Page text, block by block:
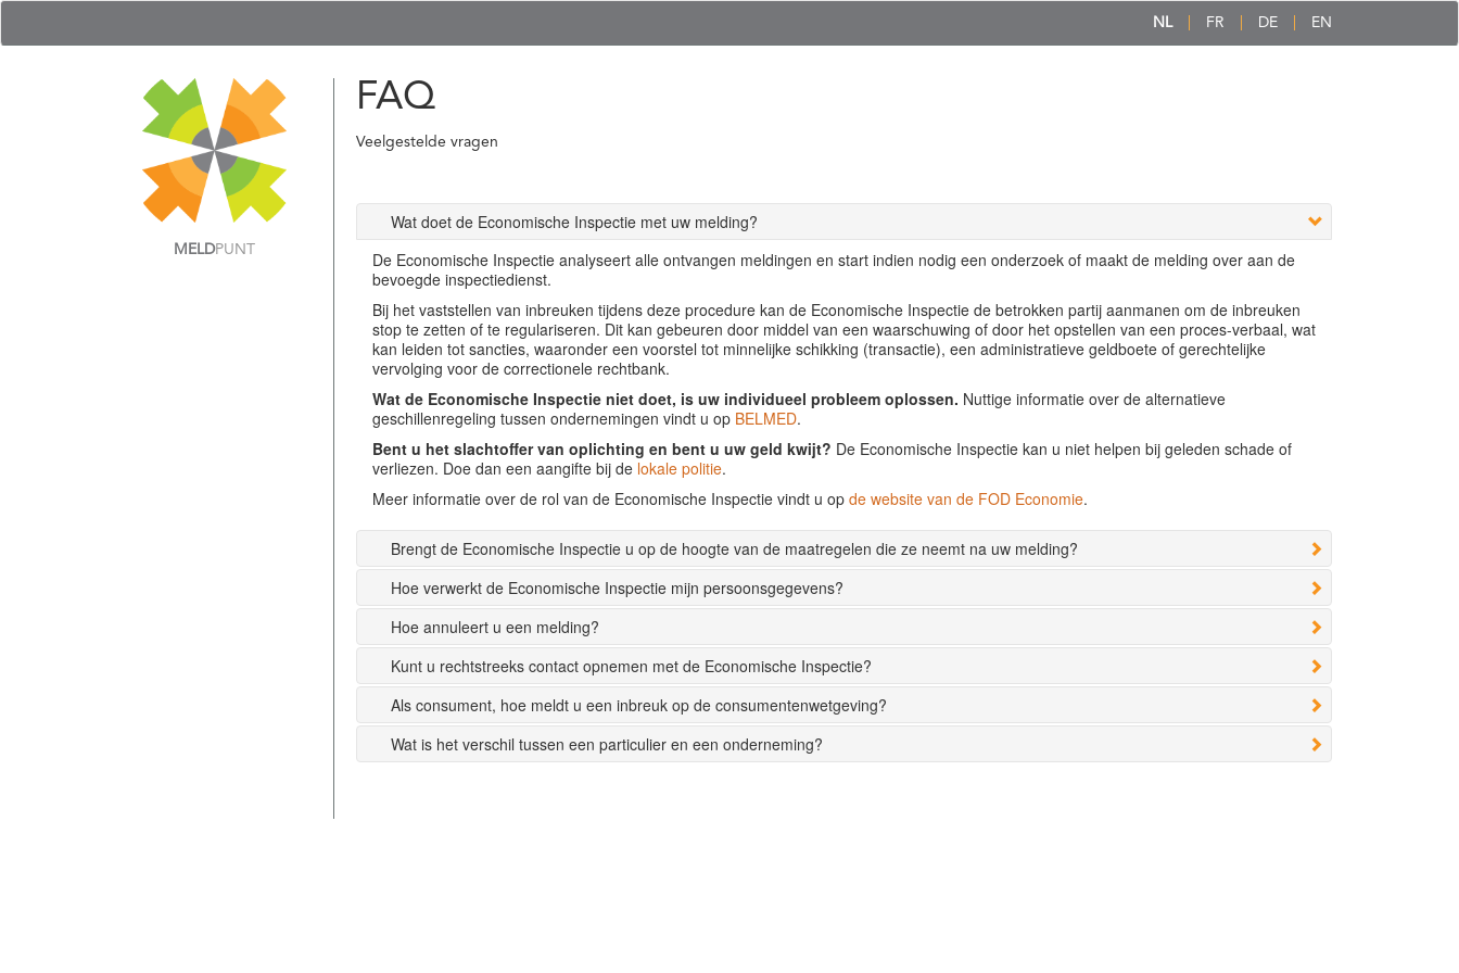
NL FR DE EN
MELDPUNT
FAQ
Veelgestelde vragen
Wat doet de Economische Inspectie met uw melding?
De Economische Inspectie analyseert alle ontvangen meldingen en start indien nodig een onderzoek of maakt de melding over aan de
bevoegde inspectiedienst.
Bij het vaststellen van inbreuken tijdens deze procedure kan de Economische Inspectie de betrokken partij aanmanen om de inbreuken
stop te zetten of te regulariseren. Dit kan gebeuren door middel van een waarschuwing of door het opstellen van een proces-verbaal, wat
kan leiden tot sancties, waaronder een voorstel tot minnelijke schikking (transactie), een administratieve geldboete of gerechtelijke
vervolging voor de correctionele rechtbank.
Wat de Economische Inspectie niet doet, is uw individueel probleem oplossen. Nuttige informatie over de alternatieve
geschillenregeling tussen ondernemingen vindt u op BELMED.
Bent u het slachtoffer van oplichting en bent u uw geld kwijt? De Economische Inspectie kan u niet helpen bij geleden schade of
verliezen. Doe dan een aangifte bij de lokale politie.
Meer informatie over de rol van de Economische Inspectie vindt u op de website van de FOD Economie.
Brengt de Economische Inspectie u op de hoogte van de maatregelen die ze neemt na uw melding?
Hoe verwerkt de Economische Inspectie mijn persoonsgegevens?
Hoe annuleert u een melding?
Kunt u rechtstreeks contact opnemen met de Economische Inspectie?
Als consument, hoe meldt u een inbreuk op de consumentenwetgeving?
Wat is het verschil tussen een particulier en een onderneming?